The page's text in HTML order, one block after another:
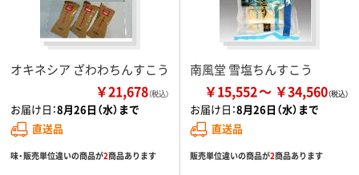
オキネシア ざわわちんすこう
￥21,678（税込）
お届け日：8月26日（水）まで
直送品
味・販売単位違いの商品が2商品あります
南風堂 雪塩ちんすこう
￥15,552 ￥34,560
お届け日：8月26日（水）まで
直送品
販売単位違いの商品が2商品あります